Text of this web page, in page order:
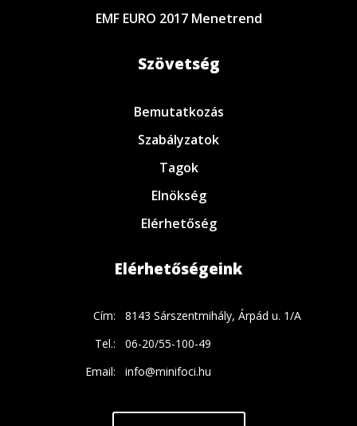
EMF EURO 2017 Menetrend
Szövetség
Bemutatkozás
Szabályzatok
Tagok
Elnökség
Elérhetőség
Elérhetőségeink
Cím:
8143 Sárszentmihály, Árpád u. 1/A
Tel.:
06-20/55-100-49
Email:
info@minifoci.hu